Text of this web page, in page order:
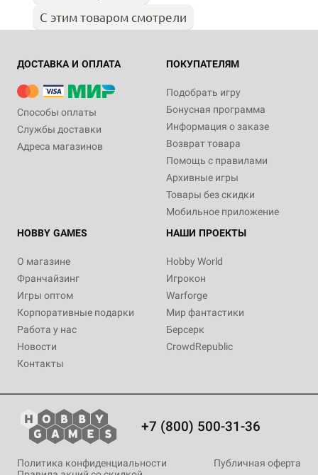
С этим товаром смотрели
ДОСТАВКА И ОПЛАТА
Способы оплаты
Службы доставки
Адреса магазинов
ПОКУПАТЕЛЯМ
Подобрать игру
Бонусная программа
Информация о заказе
Возврат товара
Помощь с правилами
Архивные игры
Товары без скидки
Мобильное приложение
HOBBY GAMES
О магазине
Франчайзинг
Игры оптом
Корпоративные подарки
Работа у нас
Новости
Контакты
НАШИ ПРОЕКТЫ
Hobby World
Игрокон
Warforge
Мир фантастики
Берсерк
CrowdRepublic
+7 (800) 500-31-36
Политика конфиденциальности
Публичная оферта